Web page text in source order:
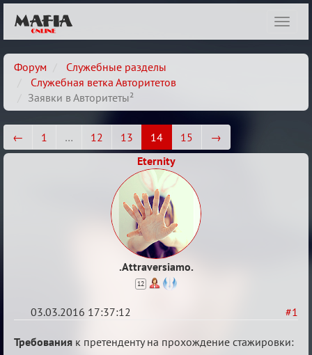
Форум
Служебные разделы
Служебная ветка Авторитетов
Заявки в Авторитеты²
← 1 … 12 13 14 15
→
Eternity
.Attraversiamo.
12
#1
03.03.2016 17:37:12
Заявки
Требования к претенденту на прохождение стажировки: